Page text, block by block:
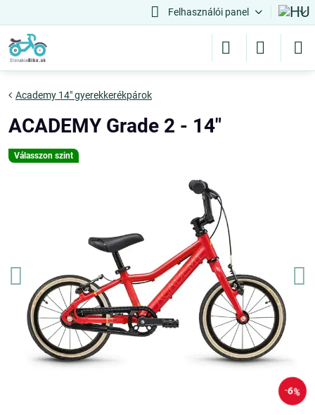
Felhasználói panel
Válasszon szint
6%
Academy 14" gyerekkerékpárok
ACADEMY Grade 2 - 14"